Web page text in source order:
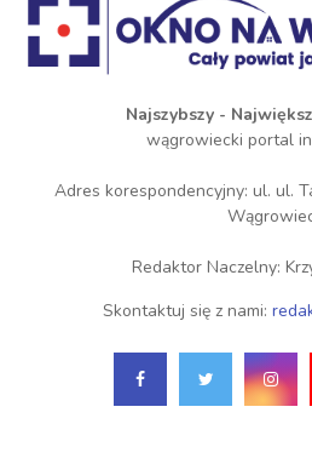
Najszybszy -
wągrowiecki portal
Adres korespondencyjny: ul. ul.
Redaktor Naczelny:
Skontaktuj się z nami: